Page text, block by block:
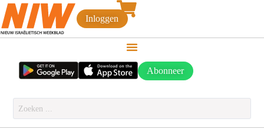
Inloggen
Abonneer